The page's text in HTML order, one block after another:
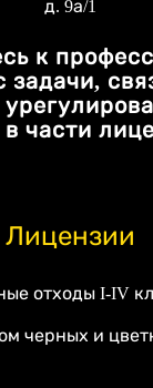
д. 9а/1
к
задачи,
части
Лицензии
отходы I-IV
черных и